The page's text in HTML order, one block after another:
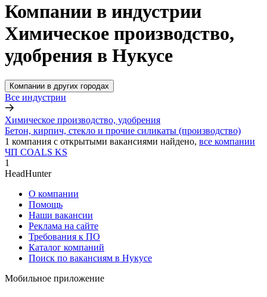
Компании в индустрии
Химическое производство,
удобрения в Нукусе
Компании в других городах
Все индустрии
Химическое производство, удобрения
Бетон, кирпич, стекло и прочие силикаты (производство)
1 компания с открытыми вакансиями найдено, все компании
ЧП COALS KS
1
HeadHunter
О компании
Помощь
Наши вакансии
Реклама на сайте
Требования к ПО
Каталог компаний
Поиск по вакансиям в Нукусе
Мобильное приложение